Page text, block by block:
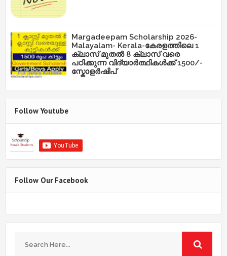
Margadeepam Scholarship 2026-
Malayalam- Kerala-കേരളത്തിലെ 1
ക്ലാസ് മുതൽ 8 ക്ലാസ് വരെ
പഠിക്കുന്ന വിദ്യാർത്ഥികൾക്ക് 1500/-
സ്കോളർഷിപ്
Follow Youtube
Follow Our Facebook